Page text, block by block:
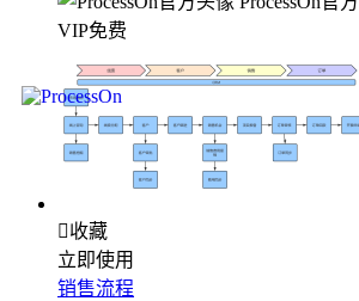
VIP免费
收藏
立即使用
销售流程